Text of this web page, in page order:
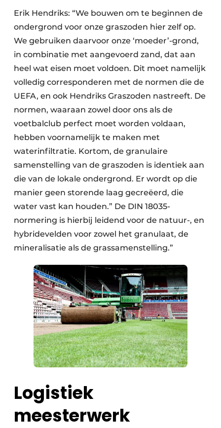
Erik Hendriks: “We bouwen om te beginnen de
ondergrond voor onze graszoden hier zelf op.
We gebruiken daarvoor onze ‘moeder’-grond,
in combinatie met aangevoerd zand, dat aan
heel wat eisen moet voldoen. Dit moet namelijk
volledig corresponderen met de normen die de
UEFA, en ook Hendriks Graszoden nastreeft. De
normen, waaraan zowel door ons als de
voetbalclub perfect moet worden voldaan,
hebben voornamelijk te maken met
waterinfiltratie. Kortom, de granulaire
samenstelling van de graszoden is identiek aan
die van de lokale ondergrond. Er wordt op die
manier geen storende laag gecreëerd, die
water vast kan houden.” De DIN 18035-
normering is hierbij leidend voor de natuur-, en
hybridevelden voor zowel het granulaat, de
mineralisatie als de grassamenstelling.”
Logistiek
meesterwerk